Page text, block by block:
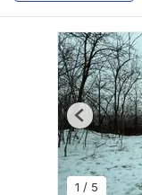
1 / 5
Previous